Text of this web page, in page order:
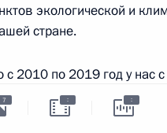
экологической и
стране.
2010 по 2019 год у нас
конечно, хороший
У нас есть
7 : :